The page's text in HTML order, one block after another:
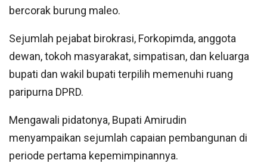
bercorak burung maleo.
Sejumlah pejabat birokrasi, Forkopimda, anggota
dewan, tokoh masyarakat, simpatisan, dan keluarga
bupati dan wakil bupati terpilih memenuhi ruang
paripurna DPRD.
Mengawali pidatonya, Bupati Amirudin
menyampaikan sejumlah capaian pembangunan di
periode pertama kepemimpinannya.